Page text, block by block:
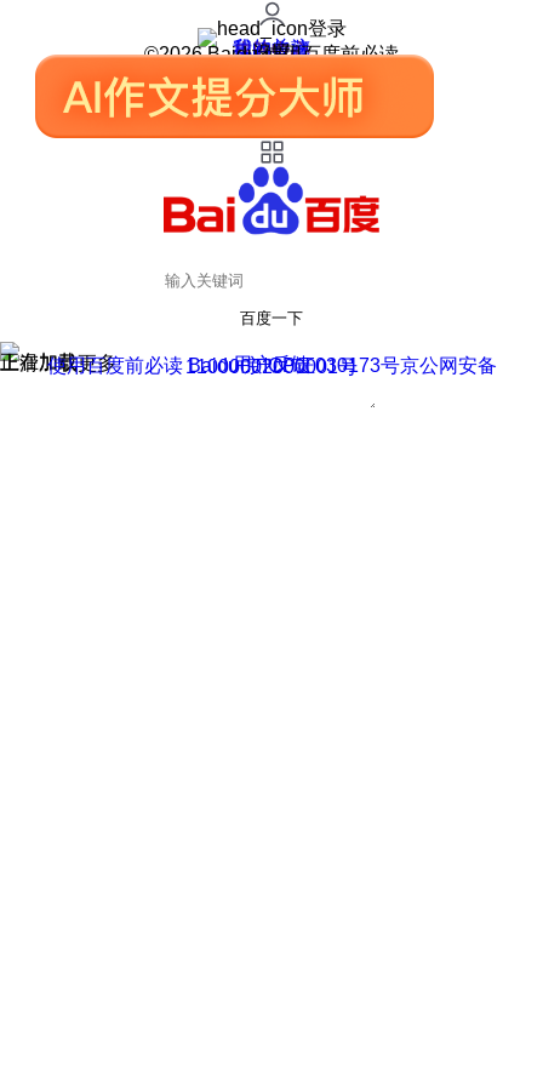
登录
我的关注
我的收藏
皮肤中心
用户反馈
设置
©2026 Baidu 使用百度前必读
百度一下
正在加载
上滑加载更多 用户反馈
使用百度前必读 Baidu 京ICP证030173号
京公网安备11000002000001号